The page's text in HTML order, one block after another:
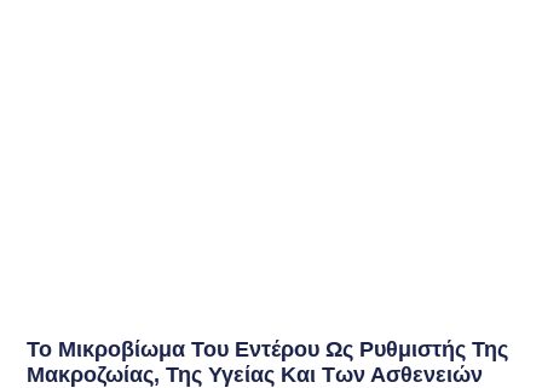
Το Μικροβίωμα Του Εντέρου Ως Ρυθμιστής Της
Μακροζωίας, Της Υγείας Και Των Ασθενειών